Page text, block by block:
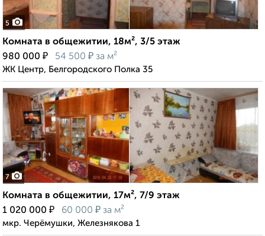
5
Комната в общежитии, 18м², 3/5 этаж
980 000 ₽ 54 500 ₽ за м²
ЖК Центр, Белгородского Полка 35
7
Комната в общежитии, 17м², 7/9 этаж
1 020 000 ₽ 60 000 ₽ за м²
мкр. Черёмушки, Железнякова 1